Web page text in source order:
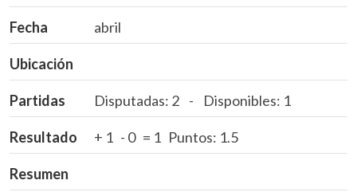
Fecha abril
Ubicación
Partidas Disputadas: 2 - Disponibles: 1
Resultado + 1 - 0 = 1 Puntos: 1.5
Resumen